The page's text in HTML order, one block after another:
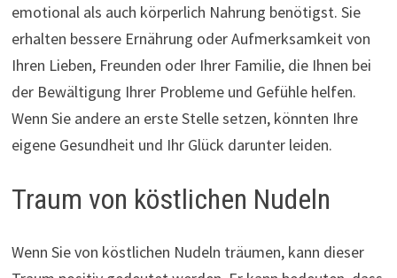
emotional als auch körperlich Nahrung benötigst. Sie
erhalten bessere Ernährung oder Aufmerksamkeit von
Ihren Lieben, Freunden oder Ihrer Familie, die Ihnen bei
der Bewältigung Ihrer Probleme und Gefühle helfen.
Wenn Sie andere an erste Stelle setzen, könnten Ihre
eigene Gesundheit und Ihr Glück darunter leiden.
Traum von köstlichen Nudeln
Wenn Sie von köstlichen Nudeln träumen, kann dieser